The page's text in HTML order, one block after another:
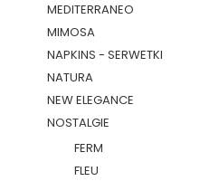
MEDITERRANEO
MIMOSA
NAPKINS - SERWETKI
NATURA
NEW ELEGANCE
NOSTALGIE
FERM
FLEU